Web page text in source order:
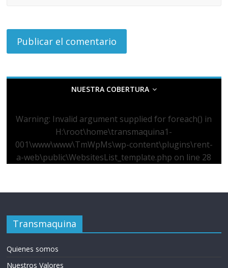
NUESTRA COBERTURA
Warning: Invalid argument supplied for foreach() in
H:\root\home\transmaquina1-
001\www\www\TmWpMs\wp-content\plugins\rent-
a-web\public\WebsitesList_template.php on line 28
Transmaquina
Quienes somos
Nuestros Valores